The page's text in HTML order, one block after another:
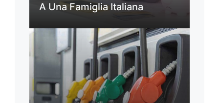
A Una Famiglia Italiana